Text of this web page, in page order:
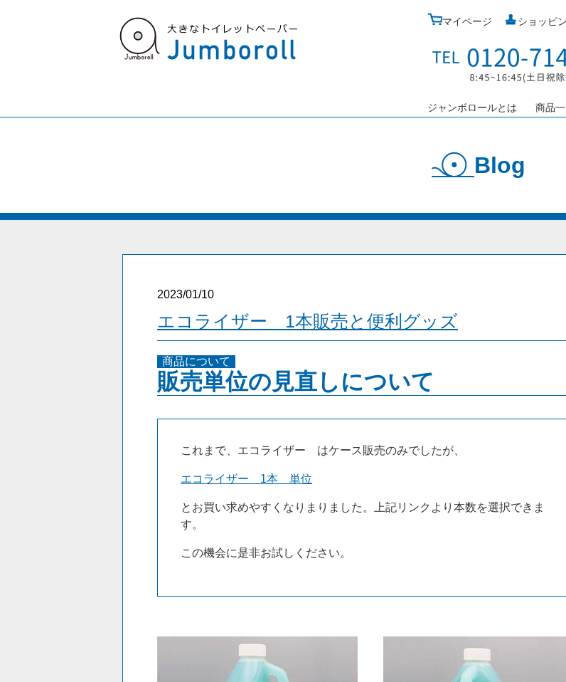
マイページ ショッピ
ジャンボロールとは 商品
Blog
エコライザー 1本販売と便利グッズ
商品について
販売単位の見直しについて
これまで、エコライザー はケース販売のみでしたが、
エコライザー 1本 単位
とお買い求めやすくなりまりました。上記リンクより本数を選択できま
す。
この機会に是非お試しください。
2023/01/10